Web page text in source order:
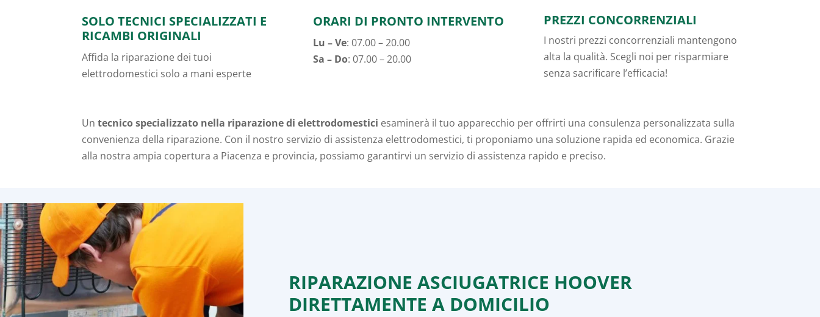
SOLO TECNICI SPECIALIZZATI E
RICAMBI ORIGINALI
Affida la riparazione dei tuoi
elettrodomestici solo a mani esperte
ORARI DI PRONTO INTERVENTO
Lu – Ve: 07.00 – 20.00
Sa – Do: 07.00 – 20.00
PREZZI CONCORRENZIALI
I nostri prezzi concorrenziali mantengono
alta la qualità. Scegli noi per risparmiare
senza sacrificare l’efficacia!
Untecnico specializzato nella riparazione di elettrodomestici esaminerà il tuo apparecchio per offrirti una consulenza personalizzata sulla
convenienza della riparazione. Con il nostro servizio di assistenza elettrodomestici, ti proponiamo una soluzione rapida ed economica. Grazie
alla nostra ampia copertura a Piacenza e provincia, possiamo garantirvi un servizio di assistenza rapido e preciso.
RIPARAZIONE ASCIUGATRICE HOOVER
DIRETTAMENTE A DOMICILIO